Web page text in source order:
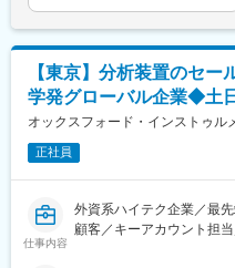
並行して先輩社員の営業
談の流れを覚えたら独り
■働き方
「残業20h程／完全週休2
ークライフバランスを保
加えて転勤もなく、住宅
充実しているため、長期
当社は業界未経験者の採
ていただく独自の試用期
鏡関連の分析装置やソフ
もなエンドユーザーは、
ー・品質管理部門、大学
よび既存顧客へ自社製品
もしくは西日本地域とな
から実施、展示会や学会
ション活動にも従事して
上の国内出張があります。
当事業部の開発および製
イツ、スイス）のため納
【東京】分析装置のセ
学発グローバル企業◆土
オックスフォード・インストゥル
正社員
仕事内容
外資系ハイテク企業／最
顧客／キーアカウント担